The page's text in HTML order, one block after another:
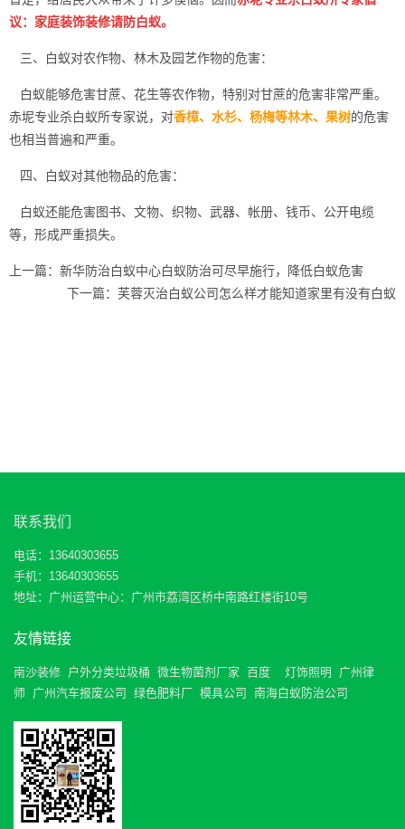
议：家庭装饰装修请防白蚁。
三、白蚁对农作物、林木及园艺作物的危害：
白蚁能够危害甘蔗、花生等农作物，特别对甘蔗的危害非常严重。
赤坭专业杀白蚁所专家说，对香樟、水杉、杨梅等林木、果树的危害
也相当普遍和严重。
四、白蚁对其他物品的危害：
白蚁还能危害图书、文物、织物、武器、帐册、钱币、公开电缆
等，形成严重损失。
上一篇： 新华防治白蚁中心白蚁防治可尽早施行，降低白蚁危害
下一篇： 芙蓉灭治白蚁公司怎么样才能知道家里有没有白蚁
联系我们
电话：13640303655
手机：13640303655
地址：广州运营中心：广州市荔湾区桥中南路红楼街10号
友情链接
南沙装修 户外分类垃圾桶 微生物菌剂厂家 百度 灯饰照明
广州律
师 广州汽车报废公司 绿色肥料厂 模具公司 南海白蚁防治公司